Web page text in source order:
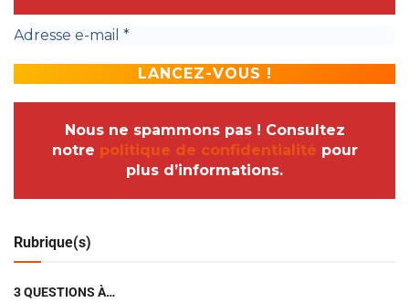
Nous ne spammons pas ! Consultez
notre politique de confidentialité pour
plus d’informations.
Rubrique(s)
3 QUESTIONS À…